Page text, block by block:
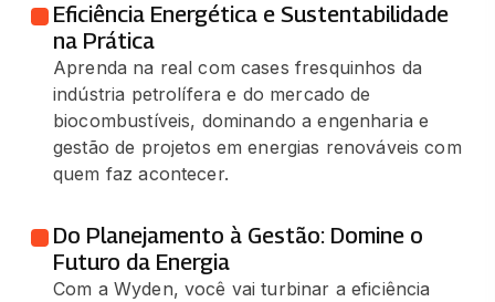
Eficiência Energética e Sustentabilidade
na Prática
Aprenda na real com cases fresquinhos da
indústria petrolífera e do mercado de
biocombustíveis, dominando a engenharia e
gestão de projetos em energias renováveis com
quem faz acontecer.
Do Planejamento à Gestão: Domine o
Futuro da Energia
Com a Wyden, você vai turbinar a eficiência